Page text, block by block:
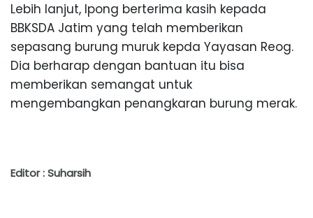
Lebih lanjut, Ipong berterima kasih kepada
BBKSDA Jatim yang telah memberikan
sepasang burung muruk kepda Yayasan Reog.
Dia berharap dengan bantuan itu bisa
memberikan semangat untuk
mengembangkan penangkaran burung merak.
Editor : Suharsih